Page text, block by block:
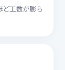
工数が膨ら